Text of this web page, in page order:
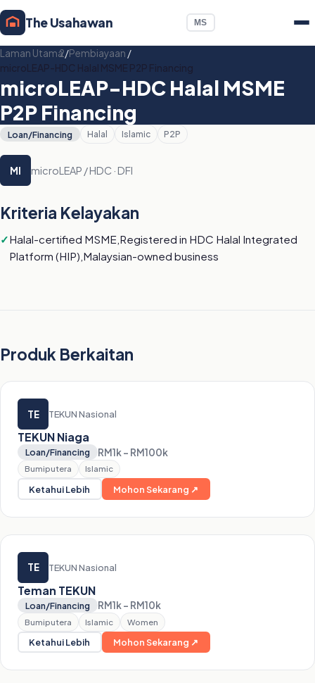
The Usahawan MS
Laman Utama/Pembiayaan /
microLEAP-HDC Halal MSME P2P Financing
microLEAP-HDC Halal MSME
P2P Financing
Loan/Financing Halal Islamic P2P
MI microLEAP / HDC · DFI
Kriteria Kelayakan
Halal-certified MSME,Registered in HDC Halal Integrated
Platform (HIP),Malaysian-owned business
Produk Berkaitan
TE TEKUN Nasional
TEKUN Niaga
Loan/Financing RM1k – RM100k
Bumiputera Islamic
Ketahui Lebih Mohon Sekarang ↗
TE TEKUN Nasional
Teman TEKUN
Loan/Financing RM1k – RM10k
Bumiputera Islamic Women
Ketahui Lebih Mohon Sekarang ↗